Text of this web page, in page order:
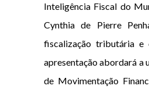
Inteligência Fiscal do
Cynthia de Pierre
fiscalização tributária e
apresentação abordará a
de Movimentação